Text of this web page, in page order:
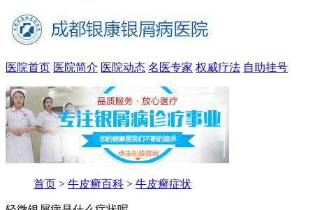
医院首页 医院简介 医院动态 名医专家 权威疗法 自助挂号
首页 > 牛皮癣百科 > 牛皮癣症状